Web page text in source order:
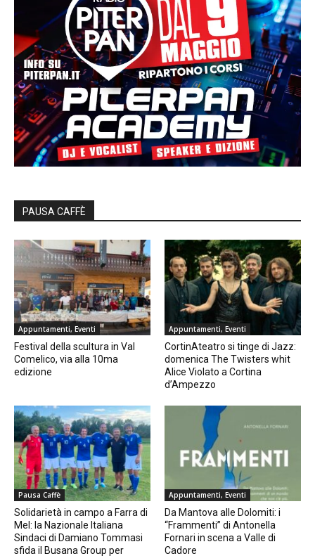
PAUSA CAFFÈ
Appuntamenti, Eventi
Festival della scultura in Val
Comelico, via alla 10ma
edizione
Appuntamenti, Eventi
CortinAteatro si tinge di Jazz:
domenica The Twisters whit
Alice Violato a Cortina
d’Ampezzo
Pausa Caffè
Solidarietà in campo a Farra di
Mel: la Nazionale Italiana
Sindaci di Damiano Tommasi
sfida il Busana Group per
Appuntamenti, Eventi
Da Mantova alle Dolomiti: i
“Frammenti” di Antonella
Fornari in scena a Valle di
Cadore